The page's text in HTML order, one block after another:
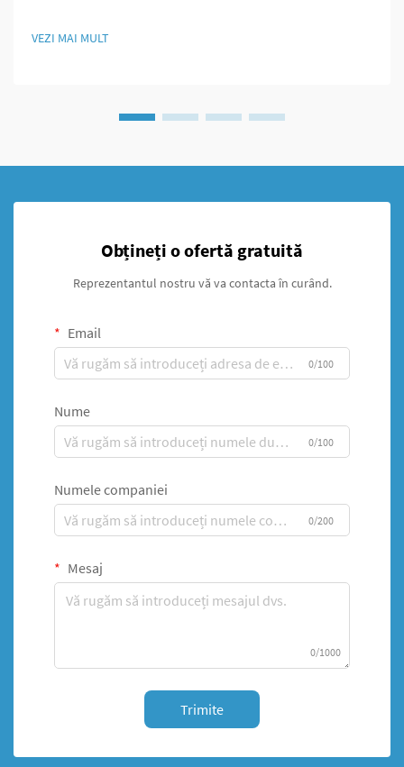
Ceea ce face aceste ortoze să iasă în evidență este...
VEZI MAI MULT
Obțineți o ofertă gratuită
Reprezentantul nostru vă va contacta în curând.
Email
0/100
Nume
0/100
Numele companiei
0/200
Mesaj
0/1000
Trimite